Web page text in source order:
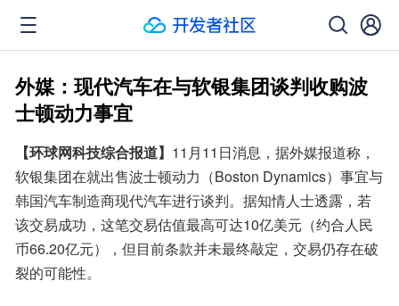
外媒：现代汽车在与软银集团谈判收购波
士顿动力事宜
【环球网科技综合报道】 11月11日消息，据外媒报道称，
软银集团在就出售波士顿动力（Boston Dynamics）事宜与
韩国汽车制造商现代汽车进行谈判。据知情人士透露，若
该交易成功，这笔交易估值最高可达10亿美元（约合人民
币66.20亿元），但目前条款并未最终敲定，交易仍存在破
裂的可能性。